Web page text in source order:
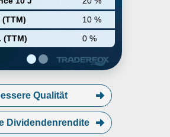
(TTM)
10 %
(TTM)
0 %
Qualität
Dividendenrendite